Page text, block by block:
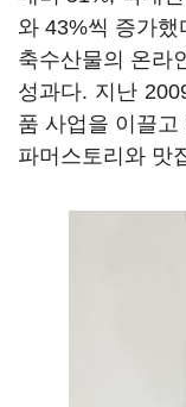
와 43%씩 증가
축수산물의 온라
성과다. 지난
품 사업을 이끌
파머스토리와 맛